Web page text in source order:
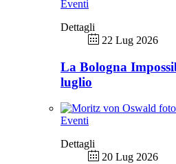
Eventi
Dettagli
22 Lug 2026
La Bologna
luglio
Eventi
Dettagli
20 Lug 2026